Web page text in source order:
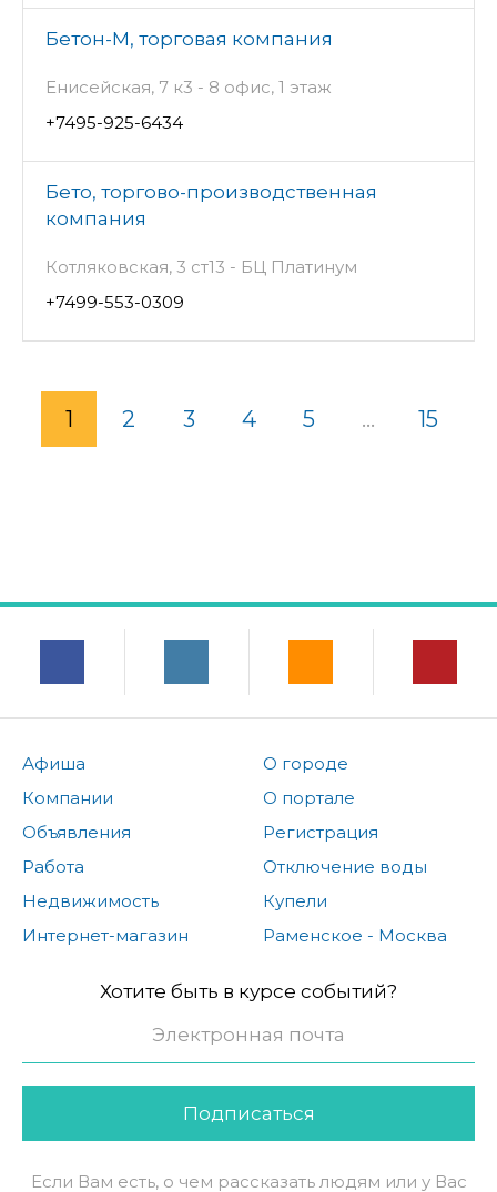
Бетон-М, торговая компания
Енисейская, 7 к3 - 8 офис, 1 этаж
+7495-925-6434
Бето, торгово-производственная
компания
Котляковская, 3 ст13 - БЦ Платинум
+7499-553-0309
1 2 3 4 5 ... 15
Афиша
Компании
Объявления
Работа
Недвижимость
Интернет-магазин
О городе
О портале
Регистрация
Отключение воды
Купели
Раменское - Москва
Хотите быть в курсе событий?
Подписаться
Если Вам есть, о чем рассказать людям или у Вас